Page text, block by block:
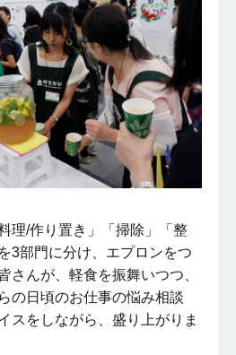
理/作り置き」「掃除」「整
3部門に分け、エプロンをつ
さんが、軽食を振舞いつつ、
の日頃のお仕事の悩み相談
スをしながら、盛り上がりま